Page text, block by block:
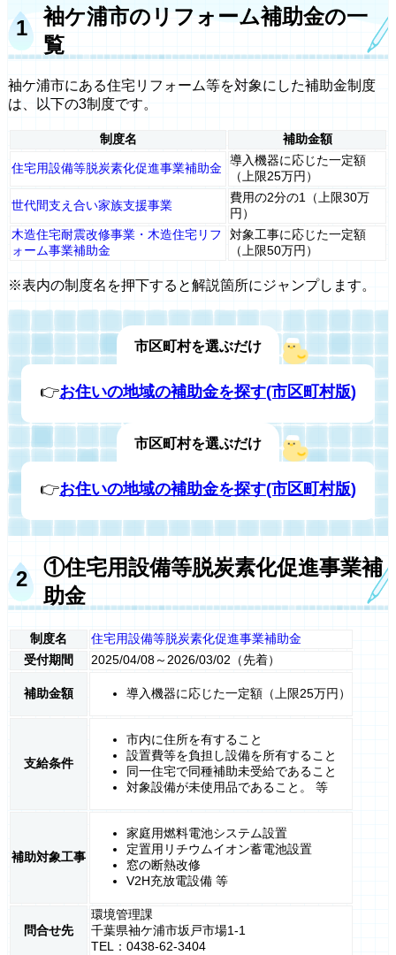
袖ケ浦市のリフォーム補助金の一
覧
袖ケ浦市にある住宅リフォーム等を対象にした補助金制度
は、以下の3制度です。
制度名 補助金額
住宅用設備等脱炭素化促進事業補助金
導入機器に応じた一定額
（上限25万円）
世代間支え合い家族支援事業
費用の2分の1（上限30万
円）
木造住宅耐震改修事業・木造住宅リフ
ォーム事業補助金
対象工事に応じた一定額
（上限50万円）
※表内の制度名を押下すると解説箇所にジャンプします。
市区町村を選ぶだけ
👉お住いの地域の補助金を探す(市区町村版)
市区町村を選ぶだけ
👉お住いの地域の補助金を探す(市区町村版)
①住宅用設備等脱炭素化促進事業補
助金
制度名
住宅用設備等脱炭素化促進事業補助金
受付期間
2025/04/08～2026/03/02（先着）
補助金額 導入機器に応じた一定額（上限25万円）
支給条件
市内に住所を有すること
設置費等を負担し設備を所有すること
同一住宅で同種補助未受給であること
対象設備が未使用品であること。 等
補助対象工事
家庭用燃料電池システム設置
定置用リチウムイオン蓄電池設置
窓の断熱改修
V2H充放電設備 等
問合せ先
環境管理課
千葉県袖ケ浦市坂戸市場1-1
TEL：0438-62-3404